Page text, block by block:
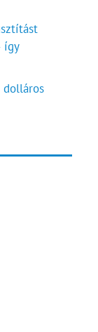
így
dolláros